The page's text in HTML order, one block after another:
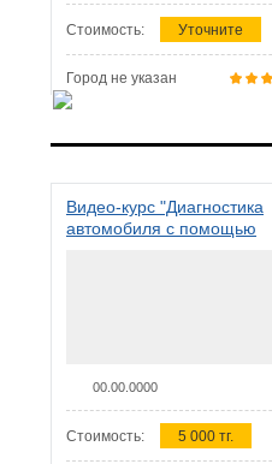
Стоимость: Уточните
Город не указан
Видео-курс "Диагностика
автомобиля с помощью
00.00.0000
Стоимость: 5 000 тг.